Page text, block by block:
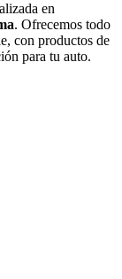
en
. Ofrecemos todo
con productos de
para tu auto.